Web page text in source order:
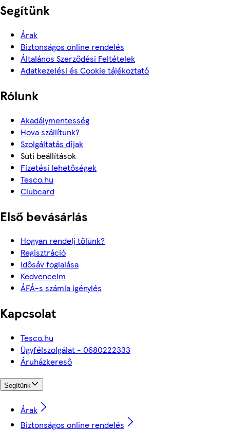
Segítünk
Árak
Biztonságos online rendelés
Általános Szerződési Feltételek
Adatkezelési és Cookie tájékoztató
Rólunk
Akadálymentesség
Hova szállítunk?
Szolgáltatás díjak
Süti beállítások
Fizetési lehetőségek
Tesco.hu
Clubcard
Első bevásárlás
Hogyan rendelj tőlünk?
Regisztráció
Idősáv foglalása
Kedvenceim
ÁFÁ-s számla igénylés
Kapcsolat
Tesco.hu
Ügyfélszolgálat - 0680222333
Áruházkereső
Segítünk
Árak
Biztonságos online rendelés